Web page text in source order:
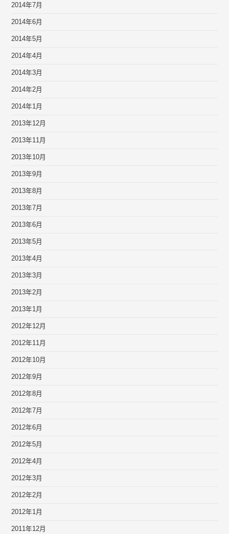
2014年7月
2014年6月
2014年5月
2014年4月
2014年3月
2014年2月
2014年1月
2013年12月
2013年11月
2013年10月
2013年9月
2013年8月
2013年7月
2013年6月
2013年5月
2013年4月
2013年3月
2013年2月
2013年1月
2012年12月
2012年11月
2012年10月
2012年9月
2012年8月
2012年7月
2012年6月
2012年5月
2012年4月
2012年3月
2012年2月
2012年1月
2011年12月